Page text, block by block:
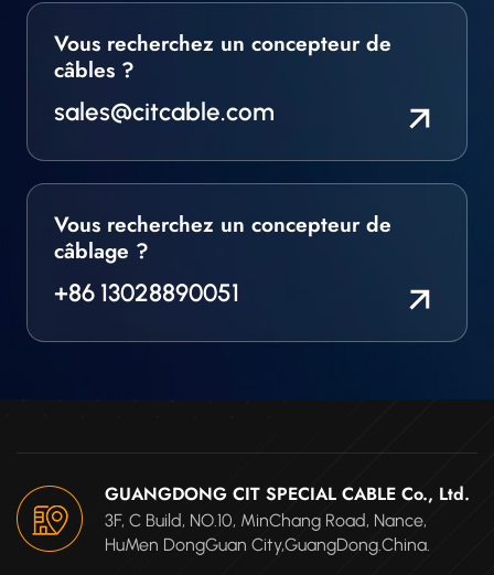
Vous recherchez un concepteur de
câbles ?
sales@citcable.com
Vous recherchez un concepteur de
câblage ?
+86 13028890051
GUANGDONG CIT SPECIAL CABLE Co., Ltd.
3F, C Build, NO.10, MinChang Road, Nance,
HuMen DongGuan City,GuangDong.China.